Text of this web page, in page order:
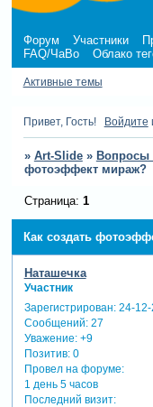
Форум Участники
FAQ/ЧаВо
Облако
Активные темы
Привет, Гость! Войдите
» Art-Slide » Вопросы
фотоэффект мираж?
Как создать
Страница: 1
Наташечка
Участник
Зарегистрирован: 24-
Сообщений:27
Уважение: +9
Позитив: 0
Провел на форуме:
1 день 5 часов
Последний визит: